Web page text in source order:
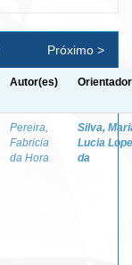
Próximo >
Autor(es)
Pereira,
Fabricia
da Hora
Silva,
Lucia
da